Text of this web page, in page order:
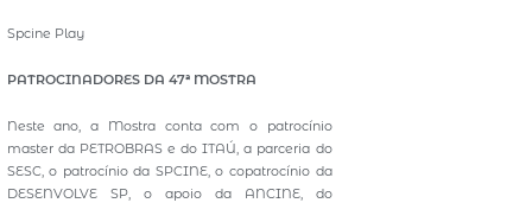
Spcine Play
PATROCINADORES DA 47ª MOSTRA
Neste ano, a Mostra conta com o patrocínio
master da PETROBRAS e do ITAÚ, a parceria do
SESC, o patrocínio da SPCINE, o copatrocínio da
DESENVOLVE SP, o apoio da ANCINE, do